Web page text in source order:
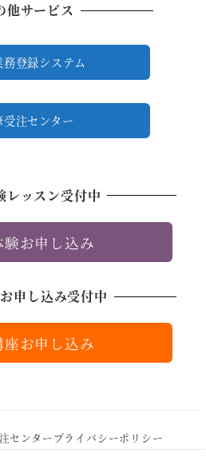
他サービス
登録システム
受注センター
レッスン受付中
験お申し込み
申し込み受付中
お申し込み
センター プライバシーポリシー